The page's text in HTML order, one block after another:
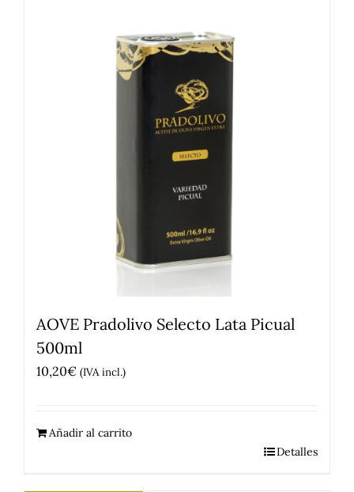
AOVE Pradolivo Selecto Lata Picual
500ml
10,20€ (IVA incl.)
Añadir al carrito
Detalles